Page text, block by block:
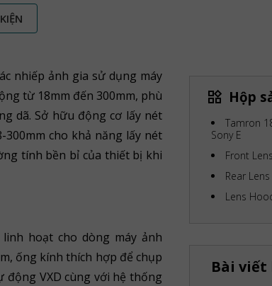
nhiếp ảnh gia sử dụng máy
từ 18mm đến 300mm, phù
dã. Sở hữu động cơ lấy nét
cho khả năng lấy nét
tính bền bỉ của thiết bị khi
linh hoạt cho dòng máy ảnh
ống kính thích hợp để chụp
VXD cùng với hệ thống
Hộp
Tamron
Sony E
Front
Rear
Lens
Bài viết